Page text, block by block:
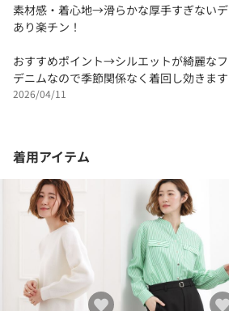
素材感・着心地→滑らかな厚手すぎない
あり楽チン！
おすすめポイント→シルエットが綺麗なフ
デニムなので季節関係なく着回し効きます
2026/04/11
着用アイテム